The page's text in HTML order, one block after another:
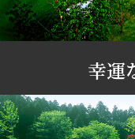
幸運